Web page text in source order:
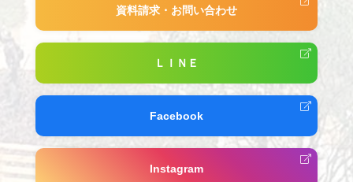
資料請求・お問い合わせ
ＬＩＮＥ
Facebook
Instagram